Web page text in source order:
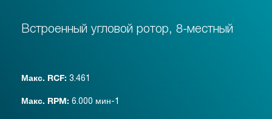
Встроенный угловой ротор, 8-местный
Макс. RCF: 3.461
Макс. RPM: 6.000 мин-1